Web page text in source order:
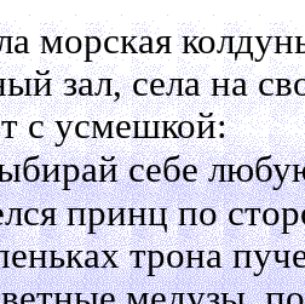
морская
зал, села на
с усмешкой:
себе
принц по
трона